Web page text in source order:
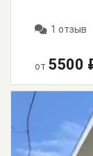
1 отзыв
от 5500